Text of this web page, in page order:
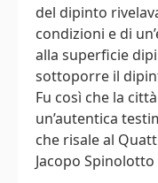
del dipinto
condizioni e di
alla superficie
sottoporre il
Fu così che la
un’autentica
che risale al
Jacopo